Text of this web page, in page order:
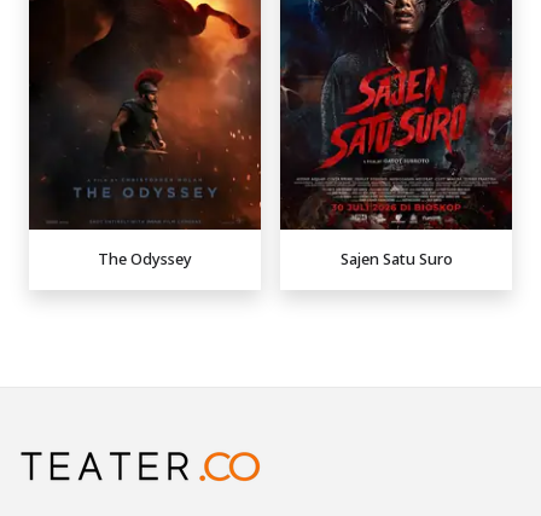
The Odyssey Sajen Satu Suro